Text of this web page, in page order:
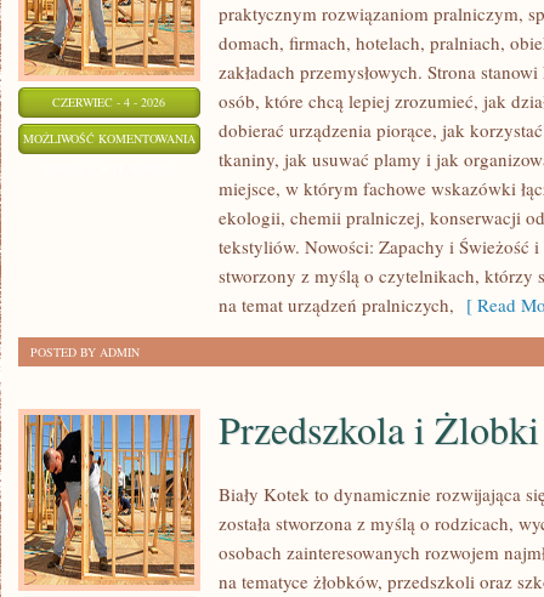
CZERWIEC - 4 - 2026
MOŻLIWOŚĆ KOMENTOWANIA PRALKI
SUSZARKI
praktycznym rozwiązaniom pralniczym,
domach, firmach, hotelach, pralniach,
zakładach przemysłowych. Strona
osób, które chcą lepiej zrozumieć, jak
dobierać urządzenia piorące, jak
tkaniny, jak usuwać plamy i jak
miejsce, w którym fachowe wskazówki
ekologii, chemii pralniczej, konserwacji
tekstyliów. Nowości: Zapachy i Świeżość i
stworzony z myślą o czytelnikach, którzy
na temat urządzeń pralniczych, [ Read
POSTED BY ADMIN
Przedszkola i Żlobki
Biały Kotek to dynamicznie rozwijająca
została stworzona z myślą o rodzicach,
osobach zainteresowanych rozwojem
na tematyce żłobków, przedszkoli oraz